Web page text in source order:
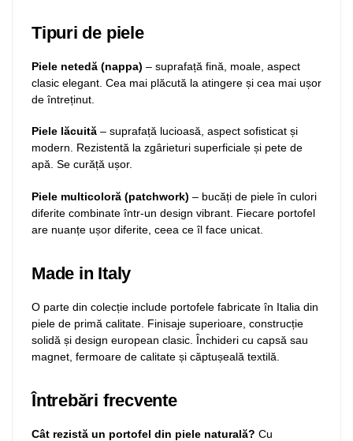
Tipuri de piele
Piele netedă (nappa) – suprafață fină, moale, aspect
clasic elegant. Cea mai plăcută la atingere și cea mai ușor
de întreținut.
Piele lăcuită – suprafață lucioasă, aspect sofisticat și
modern. Rezistentă la zgârieturi superficiale și pete de
apă. Se curăță ușor.
Piele multicoloră (patchwork) – bucăți de piele în culori
diferite combinate într-un design vibrant. Fiecare portofel
are nuanțe ușor diferite, ceea ce îl face unicat.
Made in Italy
O parte din colecție include portofele fabricate în Italia din
piele de primă calitate. Finisaje superioare, construcție
solidă și design european clasic. Închideri cu capsă sau
magnet, fermoare de calitate și căptușeală textilă.
Întrebări frecvente
Cât rezistă un portofel din piele naturală? Cu